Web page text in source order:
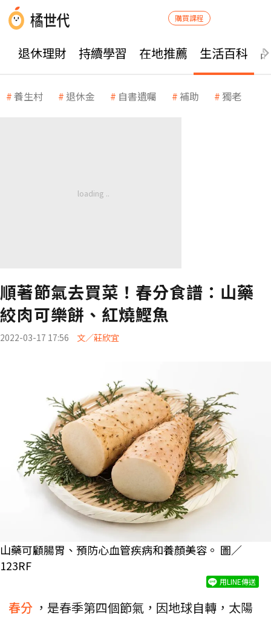
購買課程
退休理財 持續學習 在地推薦 生活百科
養生村 退休金 自書遺囑 補助 獨老
順著節氣去買菜！春分食譜：山藥
絞肉可樂餅、紅燒鰹魚
2022-03-17 17:56 文／莊欣宜
山藥可顧腸胃、預防心血管疾病和養顏美容。 圖／
123RF
用LINE傳送
春分 ，是春季第四個節氣，因地球自轉，太陽